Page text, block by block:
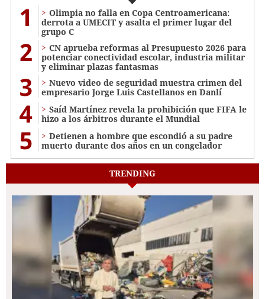
1
Olimpia no falla en Copa Centroamericana:
derrota a UMECIT y asalta el primer lugar del
grupo C
2
CN aprueba reformas al Presupuesto 2026 para
potenciar conectividad escolar, industria militar
y eliminar plazas fantasmas
3
Nuevo video de seguridad muestra crimen del
empresario Jorge Luis Castellanos en Danlí
4
Saíd Martínez revela la prohibición que FIFA le
hizo a los árbitros durante el Mundial
5
Detienen a hombre que escondió a su padre
muerto durante dos años en un congelador
TRENDING